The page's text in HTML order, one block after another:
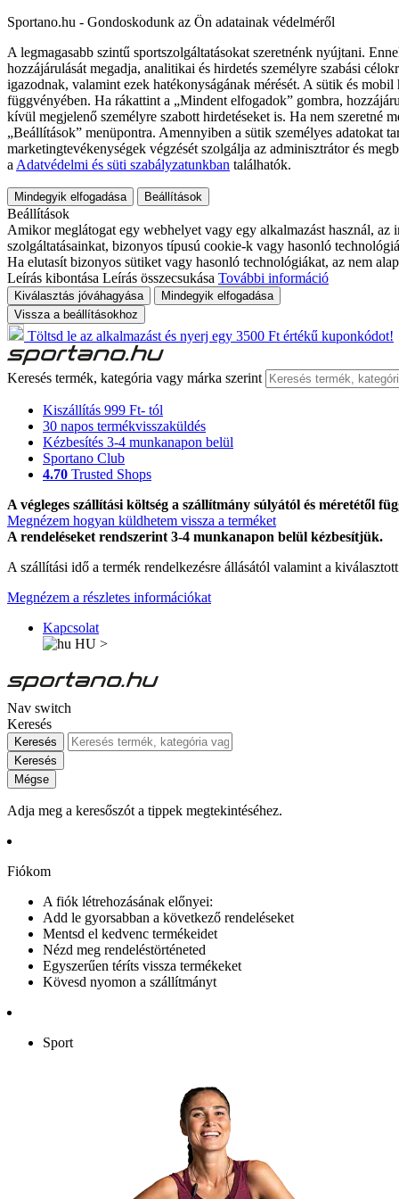
Sportano.hu - Gondoskodunk az Ön adatainak védelméről
A legmagasabb szintű sportszolgáltatásokat szeretnénk nyújtani.
hozzájárulását megadja, analitikai és hirdetés személyre szabási
igazodnak, valamint ezek hatékonyságának mérését. A sütik és
függvényében. Ha rákattint a „Mindent elfogadok” gombra,
kívül megjelenő személyre szabott hirdetéseket is. Ha nem szeretné
„Beállítások” menüpontra. Amennyiben a sütik személyes adatokat
marketingtevékenységek végzését szolgálja az adminisztrátor és
a Adatvédelmi és süti szabályzatunkban találhatók.
Mindegyik elfogadása Beállítások
Beállítások
Amikor meglátogat egy webhelyet vagy egy alkalmazást használ,
szolgáltatásainkat, bizonyos típusú cookie-k vagy hasonló
Ha elutasít bizonyos sütiket vagy hasonló technológiákat, az nem
Leírás kibontása Leírás összecsukása További információ
Kiválasztás jóváhagyása
Mindegyik elfogadása
Vissza a beállításokhoz
Töltsd le az alkalmazást és nyerj egy 3500 Ft értékű kuponkódot!
Keresés termék, kategória vagy márka szerint
Kiszállítás 999 Ft- tól
30 napos termékvisszaküldés
Kézbesítés 3-4 munkanapon belül
Sportano Club
4.70 Trusted Shops
A végleges szállítási költség a szállítmány súlyától és méretétől
Megnézem hogyan küldhetem vissza a terméket
A rendeléseket rendszerint 3-4 munkanapon belül kézbesítjük.
A szállítási idő a termék rendelkezésre állásától valamint a
Megnézem a részletes információkat
Kapcsolat
HU >
Nav switch
Keresés
Keresés
Keresés
Mégse
Adja meg a keresőszót a tippek megtekintéséhez.
Fiókom
A fiók létrehozásának előnyei:
Add le gyorsabban a következő rendeléseket
Mentsd el kedvenc termékeidet
Nézd meg rendeléstörténeted
Egyszerűen téríts vissza termékeket
Kövesd nyomon a szállítmányt
Sport